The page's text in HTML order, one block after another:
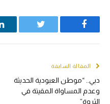
Twitter
المقالة السابقة
دبي.. “موطن العبودية الحديثة
وعدم المساواة المقيتة في
الثروة”